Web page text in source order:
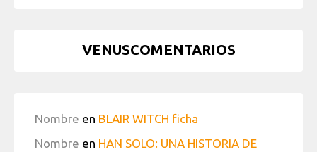
VENUSCOMENTARIOS
Nombre en BLAIR WITCH ficha
Nombre en HAN SOLO: UNA HISTORIA DE